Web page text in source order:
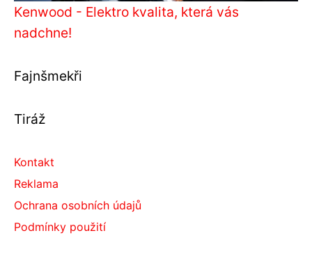
Kenwood - Elektro kvalita, která vás
nadchne!
Fajnšmekři
Tiráž
Kontakt
Reklama
Ochrana osobních údajů
Podmínky použití